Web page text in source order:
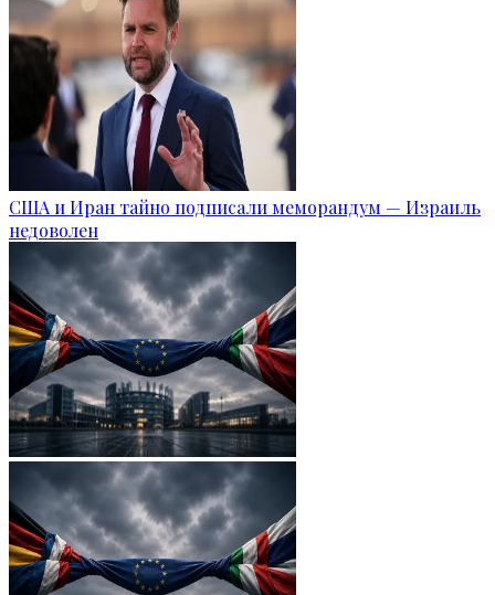
США и Иран тайно подписали меморандум — Израиль
недоволен